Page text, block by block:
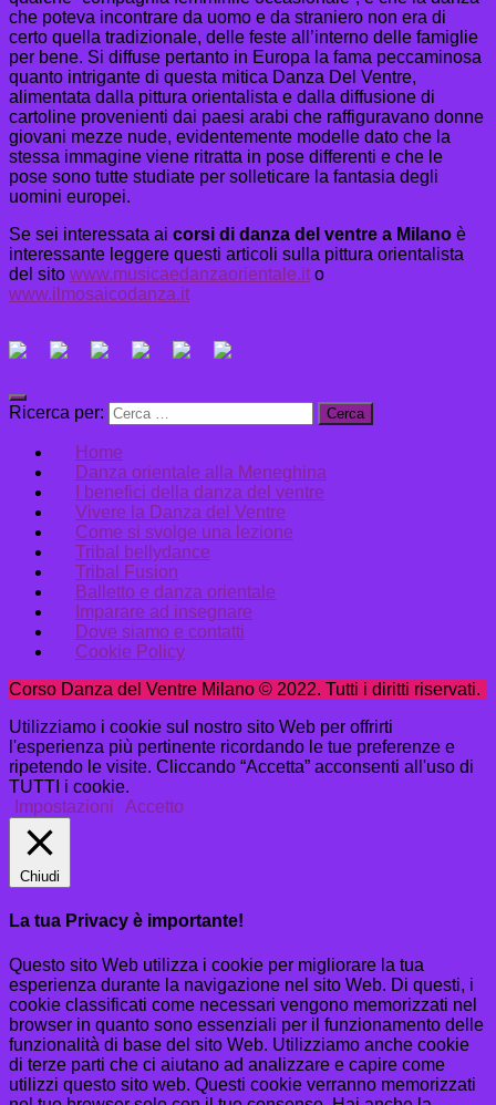
che poteva incontrare da uomo e da straniero non era di
certo quella tradizionale, delle feste all’interno delle famiglie
per bene. Si diffuse pertanto in Europa la fama peccaminosa
quanto intrigante di questa mitica Danza Del Ventre,
alimentata dalla pittura orientalista e dalla diffusione di
cartoline provenienti dai paesi arabi che raffiguravano donne
giovani mezze nude, evidentemente modelle dato che la
stessa immagine viene ritratta in pose differenti e che le
pose sono tutte studiate per solleticare la fantasia degli
uomini europei.
Se sei interessata ai corsi di danza del ventre a Milano è
interessante leggere questi articoli sulla pittura orientalista
del sito www.musicaedanzaorientale.ito
www.ilmosaicodanza.it
Ricerca per:
Home
Danza orientale alla Meneghina
I benefici della danza del ventre
Vivere la Danza del Ventre
Come si svolge una lezione
Tribal bellydance
Tribal Fusion
Balletto e danza orientale
Imparare ad insegnare
Dove siamo e contatti
Cookie Policy
Corso Danza del Ventre Milano © 2022. Tutti i diritti riservati.
Utilizziamo i cookie sul nostro sito Web per offrirti
l'esperienza più pertinente ricordando le tue preferenze e
ripetendo le visite. Cliccando “Accetta” acconsenti all'uso di
TUTTI i cookie.
Impostazioni
Accetto
Chiudi
La tua Privacy è importante!
Questo sito Web utilizza i cookie per migliorare la tua
esperienza durante la navigazione nel sito Web. Di questi, i
cookie classificati come necessari vengono memorizzati nel
browser in quanto sono essenziali per il funzionamento delle
funzionalità di base del sito Web. Utilizziamo anche cookie
di terze parti che ci aiutano ad analizzare e capire come
utilizzi questo sito web. Questi cookie verranno memorizzati